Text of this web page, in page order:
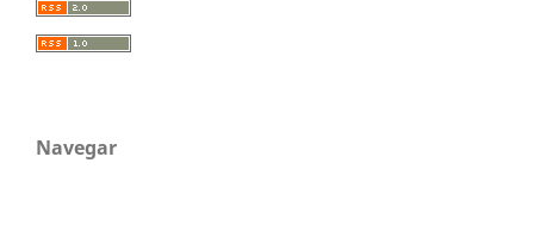
Navegar